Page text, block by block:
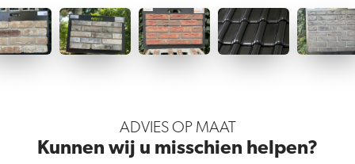
ADVIES OP MAAT
Kunnen wij u misschien helpen?